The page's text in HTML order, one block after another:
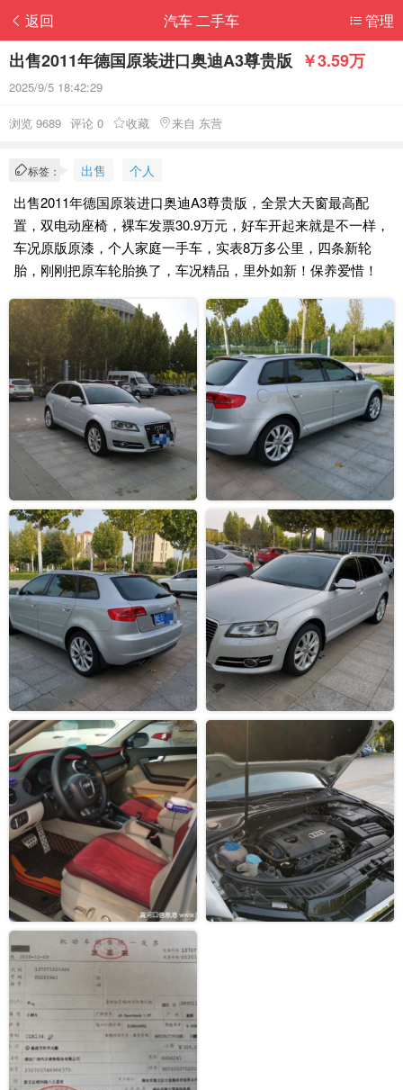
返回 管理
汽车 二手车
出售2011年德国原装进口奥迪A3尊贵版 ￥3.59万
2025/9/5 18:42:29
浏览 9689 评论 0 收藏 来自 东营
标签： 出售 个人
出售2011年德国原装进口奥迪A3尊贵版，全景大天窗最高配
置，双电动座椅，裸车发票30.9万元，好车开起来就是不一样，
车况原版原漆，个人家庭一手车，实表8万多公里，四条新轮
胎，刚刚把原车轮胎换了，车况精品，里外如新！保养爱惜！